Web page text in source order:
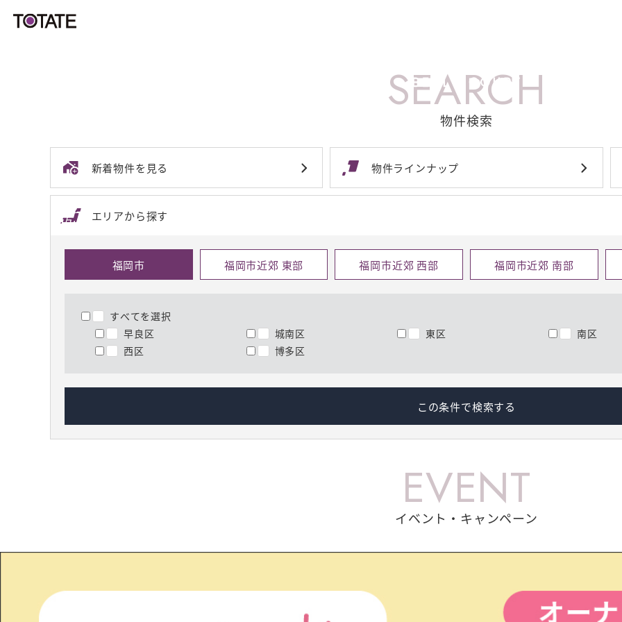
SEARCH
物件検索
新着物件を見る 物件ラインナップ
エリアから探す
福岡市 福岡市近郊 東部 福岡市近郊 西部 福岡市近郊 南部
すべてを選択
早良区
城南区 東区
南区
西区
博多区
この条件で検索する
EVENT
イベント・キャンペーン